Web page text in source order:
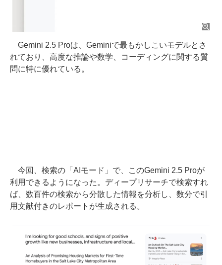
Gemini 2.5 Proは、Geminiで最もかしこいモデルとさ
れており、高度な推論や数学、コーディングに関する質
問に特に優れている。
今回、検索の「AIモード」で、このGemini 2.5 Proが
利用できるようになった。ディープリサーチで検索すれ
ば、数百件の検索から分散した情報を分析し、数分で引
用文献付きのレポートが生成される。